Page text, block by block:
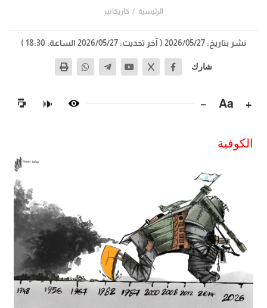
الرئيسية كاريكاتير
نشر بتاريخ: 2026/05/27 ( آخر تحديث: 2026/05/27 الساعة: 18:30 )
شارك
+
Aa
−
🔊
الكوفية